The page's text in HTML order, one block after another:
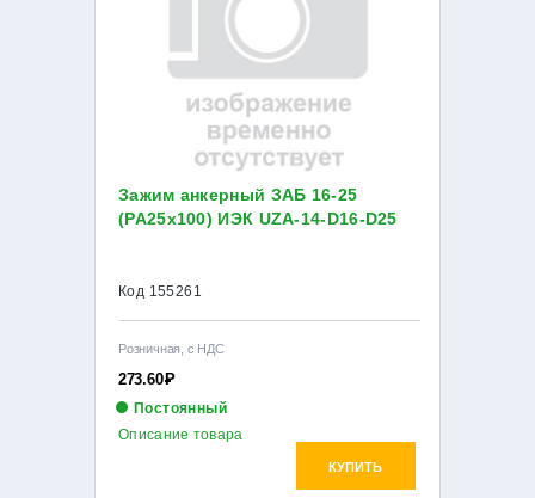
Зажим анкерный ЗАБ 16-25
(РА25х100) ИЭК UZA-14-D16-D25
Код 155261
Розничная, с НДС
273.60Р
Постоянный
КУПИТЬ
Описание товара